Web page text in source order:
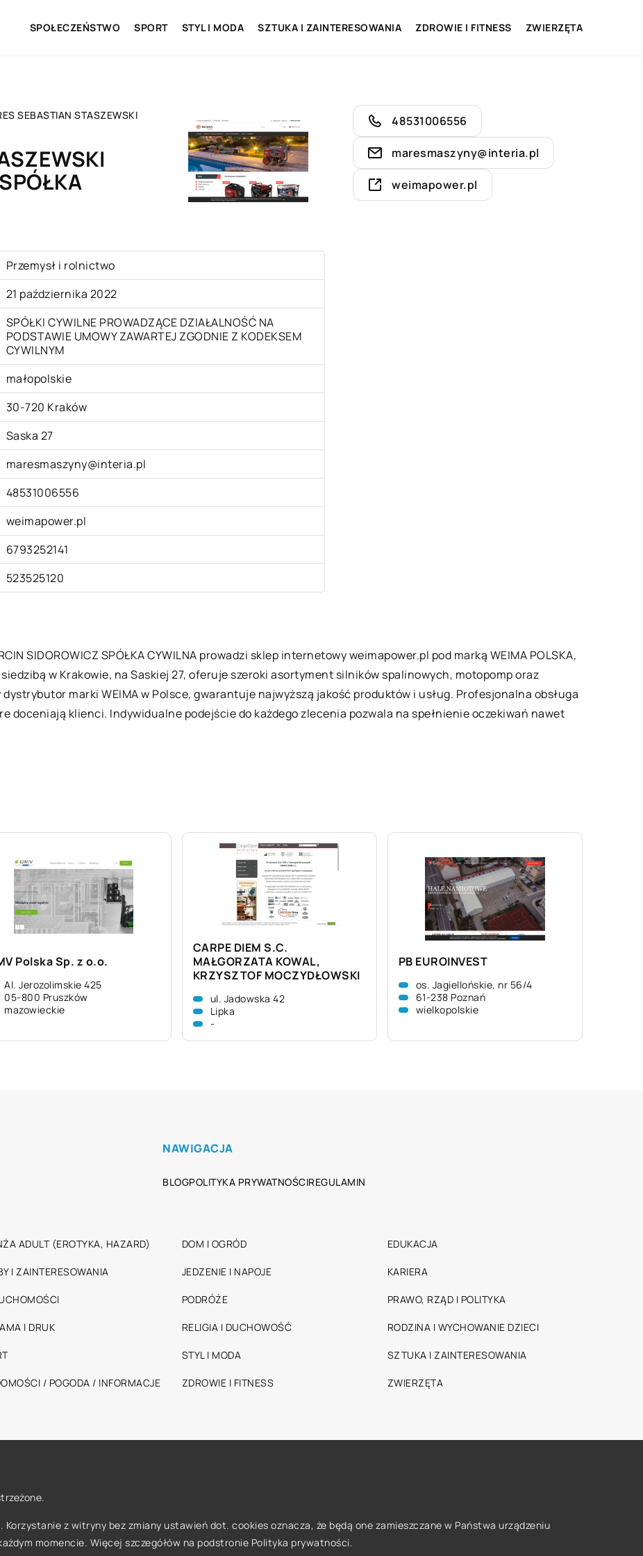
SPOŁECZEŃSTWO SPORT STYL I MODA SZTUKA I ZAINTERESOWANIA ZDROWIE I FITNESS ZWIERZĘTA
SEBASTIAN STASZEWSKI
Przemysł i rolnictwo
21 października 2022
SPÓŁKI CYWILNE PROWADZĄCE DZIAŁALNOŚĆ NA
PODSTAWIE UMOWY ZAWARTEJ ZGODNIE Z KODEKSEM
CYWILNYM
małopolskie
30-720 Kraków
Saska 27
maresmaszyny@interia.pl
48531006556
weimapower.pl
6793252141
523525120
48531006556
maresmaszyny@interia.pl
weimapower.pl
SIDOROWICZ SPÓŁKA CYWILNA prowadzi sklep internetowy weimapower.pl pod marką WEIMA POLSKA,
siedzibą w Krakowie, na Saskiej 27, oferuje szeroki asortyment silników spalinowych, motopomp oraz
marki WEIMA w Polsce, gwarantuje najwyższą jakość produktów i usług. Profesjonalna obsługa
doceniają klienci. Indywidualne podejście do każdego zlecenia pozwala na spełnienie oczekiwań nawet
Polska Sp. z o.o.
Al. Jerozolimskie 425
05-800 Pruszków
mazowieckie
CARPE DIEM S.C.
MAŁGORZATA KOWAL,
KRZYSZTOF MOCZYDŁOWSKI
ul. Jadowska 42
Lipka
-
PB EUROINVEST
os. Jagiellońskie, nr 56/4
61-238 Poznań
wielkopolskie
NAWIGACJA
BLOGPOLITYKA PRYWATNOŚCIREGULAMIN
ADULT (EROTYKA, HAZARD) DOM I OGRÓD EDUKACJA
I ZAINTERESOWANIA JEDZENIE I NAPOJE KARIERA
PODRÓŻE PRAWO, RZĄD I POLITYKA
I DRUK RELIGIA I DUCHOWOŚĆ RODZINA I WYCHOWANIE DZIECI
STYL I MODA SZTUKA I ZAINTERESOWANIA
/ POGODA / INFORMACJE ZDROWIE I FITNESS ZWIERZĘTA
z witryny bez zmiany ustawień dot. cookies oznacza, że będą one zamieszczane w Państwa urządzeniu
momencie. Więcej szczegółów na podstronie Polityka prywatności.